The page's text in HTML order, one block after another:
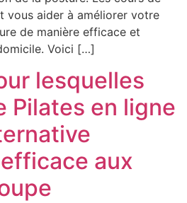
vous aider à améliorer votre
de manière efficace et
Voici […]
lesquelles
Pilates en ligne
aux